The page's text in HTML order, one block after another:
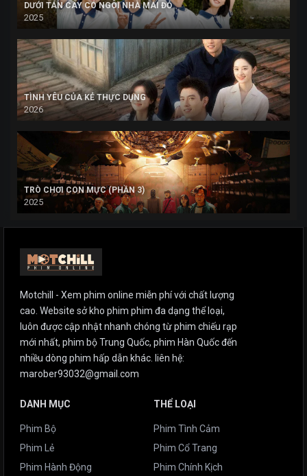
DƯỚI TÁN CÂY CÓ NGÔI NHÀ MÁI ĐỎ
2025
TÌNH YÊU CỦA KẺ THỰC DỤNG
2026
TRÒ CHƠI CON MỰC (PHẦN 3)
2025
Motchill - Xem phim online miễn phí với chất lượng
cao. Website sở kho phim phim đa dạng thể loại,
luôn được cập nhật nhanh chóng từ phim chiếu rạp
mới nhất, phim bộ Trung Quốc, phim Hàn Quốc đến
nhiều dòng phim hấp dẫn khác. liên hệ:
marober93032@gmail.com
DANH MỤC
Phim Bộ
Phim Lẻ
Phim Hành Động
THỂ LOẠI
Phim Tình Cảm
Phim Cổ Trang
Phim Chính Kịch